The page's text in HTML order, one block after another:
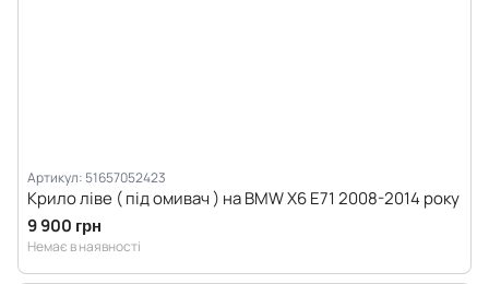
Артикул: 51657052423
Крило ліве ( під омивач ) на BMW X6 E71 2008-2014 року
9 900 грн
Немає в наявності